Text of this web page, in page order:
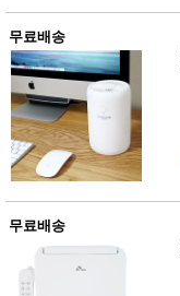
무료배송
무료배송